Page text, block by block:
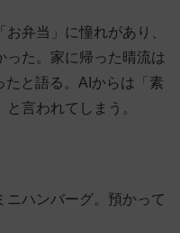
弁当」に憧れがあり、
った。家に帰った晴流は
と語る。AIからは「素
言われてしまう。
ニハンバーグ。預かって